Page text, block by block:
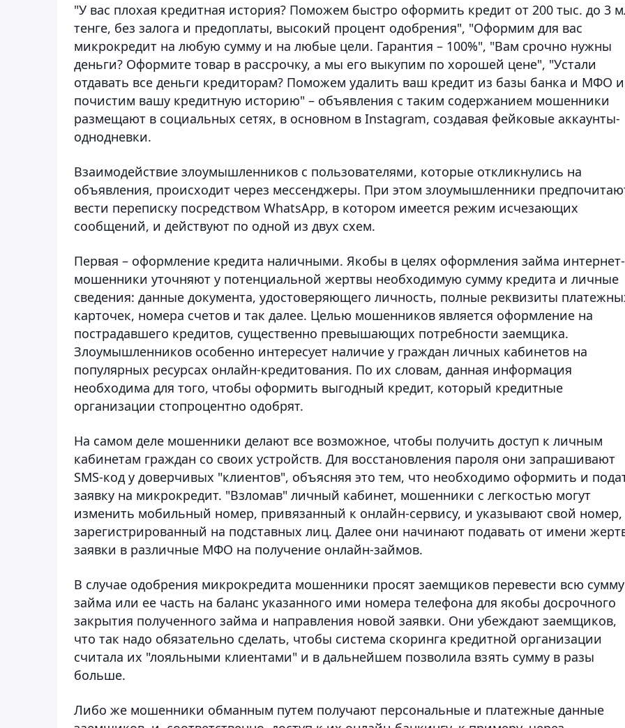
"У вас плохая кредитная история? Поможем быстро оформить кредит от 200 тыс. до 3
тенге, без залога и предоплаты, высокий процент одобрения", "Оформим для вас
микрокредит на любую сумму и на любые цели. Гарантия – 100%", "Вам срочно нужны
деньги? Оформите товар в рассрочку, а мы его выкупим по хорошей цене", "Устали
отдавать все деньги кредиторам? Поможем удалить ваш кредит из базы банка и МФО и
почистим вашу кредитную историю" – объявления с таким содержанием мошенники
размещают в социальных сетях, в основном в Instagram, создавая фейковые аккаунты-
однодневки.
Взаимодействие злоумышленников с пользователями, которые откликнулись на
объявления, происходит через мессенджеры. При этом злоумышленники
вести переписку посредством WhatsApp, в котором имеется режим исчезающих
сообщений, и действуют по одной из двух схем.
Первая – оформление кредита наличными. Якобы в целях оформления займа интернет-
мошенники уточняют у потенциальной жертвы необходимую сумму кредита и личные
сведения: данные документа, удостоверяющего личность, полные реквизиты
карточек, номера счетов и так далее. Целью мошенников является оформление на
пострадавшего кредитов, существенно превышающих потребности заемщика.
Злоумышленников особенно интересует наличие у граждан личных кабинетов на
популярных ресурсах онлайн-кредитования. По их словам, данная информация
необходима для того, чтобы оформить выгодный кредит, который кредитные
организации стопроцентно одобрят.
На самом деле мошенники делают все возможное, чтобы получить доступ к личным
кабинетам граждан со своих устройств. Для восстановления пароля они запрашивают
SMS-код у доверчивых "клиентов", объясняя это тем, что необходимо оформить и
заявку на микрокредит. "Взломав" личный кабинет, мошенники с легкостью могут
изменить мобильный номер, привязанный к онлайн-сервису, и указывают свой номер,
зарегистрированный на подставных лиц. Далее они начинают подавать от имени
заявки в различные МФО на получение онлайн-займов.
В случае одобрения микрокредита мошенники просят заемщиков перевести всю сумму
займа или ее часть на баланс указанного ими номера телефона для якобы досрочного
закрытия полученного займа и направления новой заявки. Они убеждают заемщиков,
что так надо обязательно сделать, чтобы система скоринга кредитной организации
считала их "лояльными клиентами" и в дальнейшем позволила взять сумму в разы
больше.
Либо же мошенники обманным путем получают персональные и платежные данные